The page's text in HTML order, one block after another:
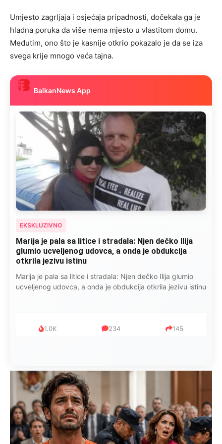
Umjesto zagrljaja i osjećaja pripadnosti, dočekala ga je
hladna poruka da više nema mjesto u vlastitom domu.
Međutim, ono što je kasnije otkrio pokazalo je da se iza
svega krije mnogo veća tajna.
BalkanNews App
EKSKLUZIVNO
Marija je pala sa litice i stradala: Njen dečko Ilija
glumio ucveljenog udovca, a onda je obdukcija
otkrila jezivu istinu
Marija je pala sa litice i stradala: Njen dečko Ilija glumio
ucveljenog udovca, a onda je obdukcija otkrila jezivu istinu
1.0K 234 145